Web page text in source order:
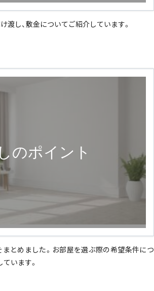
渡し、敷金についてご紹介しています。
のポイント
とめました。お部屋を選ぶ際の希望条件につ
います。